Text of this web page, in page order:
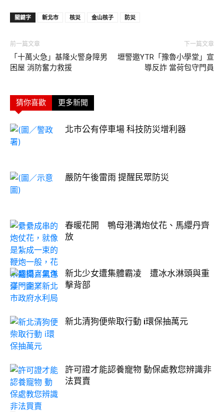
關鍵字 新北市 核災 金山核子 防災
前一篇文章
「十萬火急」基隆火警身障男
困屋 消防奮力救援
下一篇文章
壢警邀YTR「豫魯小學堂」宣
導反詐 當荷包守門員
猜你喜歡 更多新聞
北市公有停車場 科技防災增利器
嚴防午後雷雨 提醒民眾防災
春暖花開 鴨母港溝炮仗花、馬纓丹齊
放
新北少女遭集體霸凌 遭冰水淋頭與重
擊背部
新北清狗便柴取行動 i環保抽萬元
許可證才能認養寵物 動保處教您辨識非
法買賣